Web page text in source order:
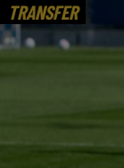
TRANSFER